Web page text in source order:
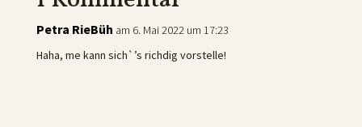
Petra RieBüh am 6. Mai 2022 um 17:23
Haha, me kann sich`’s richdig vorstelle!